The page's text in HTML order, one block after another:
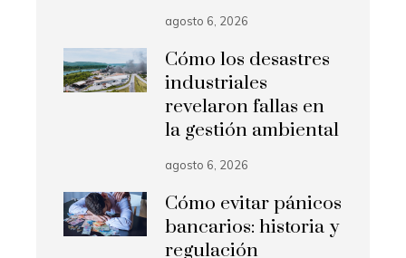
agosto 6, 2026
Cómo los desastres
industriales
revelaron fallas en
la gestión ambiental
agosto 6, 2026
Cómo evitar pánicos
bancarios: historia y
regulación